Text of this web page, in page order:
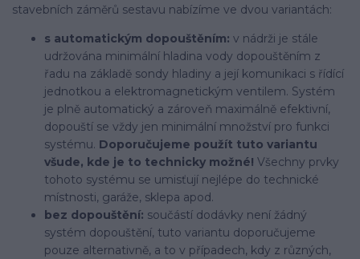
stavebních záměrů sestavu nabízíme ve dvou variantách:
s automatickým dopouštěním: v nádrži je stále
udržována minimální hladina vody dopouštěním z
řadu na základě sondy hladiny a její komunikaci s řídící
jednotkou a elektromagnetickým ventilem. Systém
je plně automatický a zároveň maximálně efektivní,
dopouští se vždy jen minimální množství pro funkci
systému. Doporučujeme použít tuto variantu
všude, kde je to technicky možné! Všechny prvky
tohoto systému se umisťují nejlépe do technické
místnosti, garáže, sklepa apod.
bez dopouštění: součástí dodávky není žádný
systém dopouštění, tuto variantu doporučujeme
pouze alternativně, a to v případech, kdy z různých,